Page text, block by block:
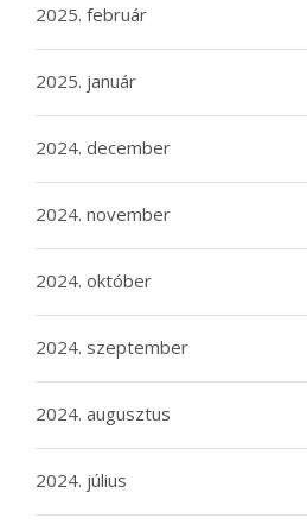
2025. február
2025. január
2024. december
2024. november
2024. október
2024. szeptember
2024. augusztus
2024. július